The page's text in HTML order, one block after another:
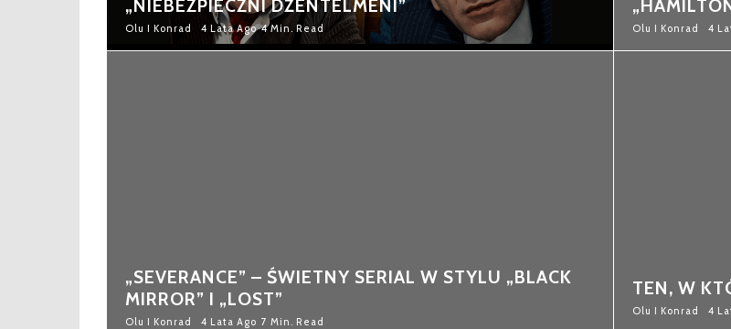
„NIEBEZPIECZNI DŻENTELMENI”
Olu I Konrad 4 Lata Ago 4 Min. Read Olu I Konrad 4
„SEVERANCE” – ŚWIETNY SERIAL W STYLU „BLACK
MIRROR” I „LOST”
Olu I Konrad 4 Lata Ago 7 Min. Read
TEN, W
Olu I Konrad 4